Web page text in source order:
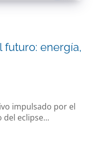
futuro: energía,
impulsado por el
eclipse...